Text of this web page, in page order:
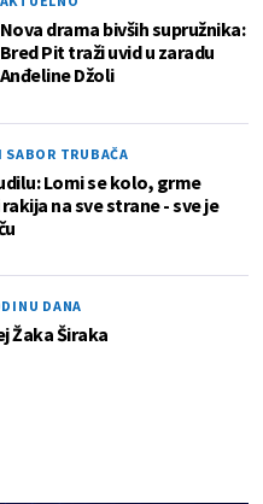
Nova drama bivših supružnika:
Bred Pit traži uvid u zaradu
Anđeline Džoli
SABOR TRUBAČA
Lomi se kolo, grme
na sve strane - sve je
DANA
Žaka Širaka